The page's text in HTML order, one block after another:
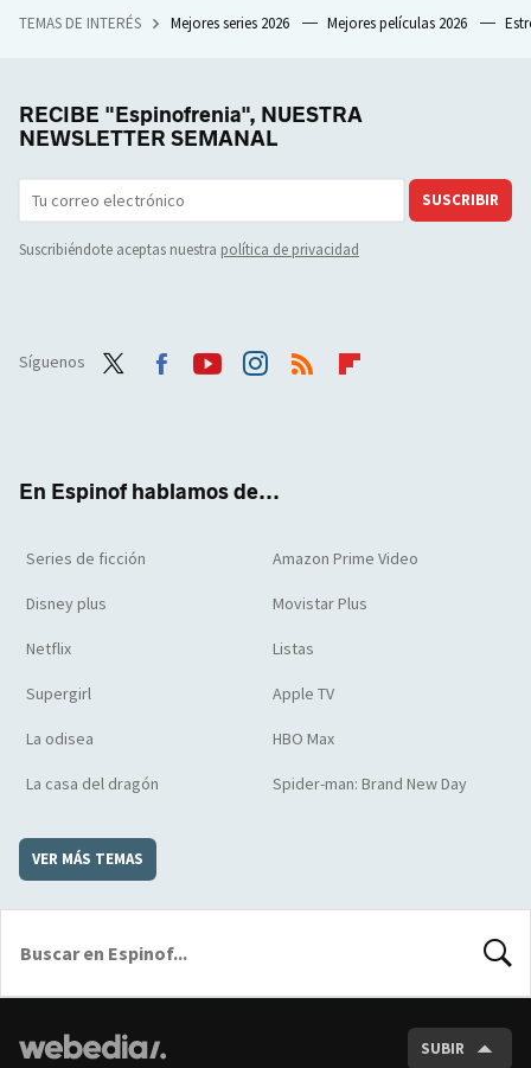
TEMAS DE INTERÉS Mejores series 2026 Mejores películas 2026
RECIBE "Espinofrenia", NUESTRA
NEWSLETTER SEMANAL
SUSCRIBIR
Suscribiéndote aceptas nuestra política de privacidad
Síguenos
En Espinof hablamos de...
Series de ficción Amazon Prime Video
Disney plus Movistar Plus
Netflix Listas
Supergirl Apple TV
La odisea HBO Max
La casa del dragón Spider-man: Brand New Day
VER MÁS TEMAS
SUBIR